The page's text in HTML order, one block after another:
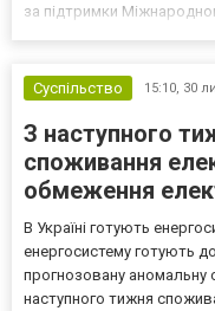
за підтримки
про...
Суспільство 15:10, 30
З наступного
споживання
обмеження
В Україні готують
енергосистему готують
прогнозовану аномальну
наступного тижня